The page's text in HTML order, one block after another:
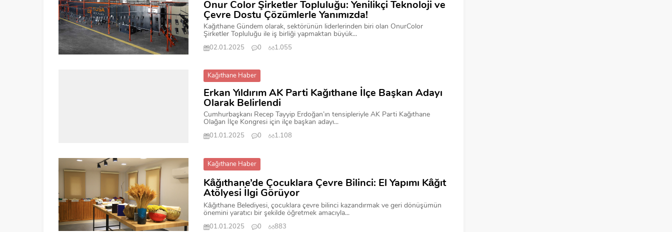
Onur Color Şirketler Topluluğu: Yenilikçi Teknoloji ve
Çevre Dostu Çözümlerle Yanımızda!
Kağıthane Gündem olarak, sektörünün liderlerinden biri olan OnurColor
Şirketler Topluluğu ile iş birliği yapmaktan büyük...
02.01.2025 0 1.055
Kağıthane Haber
Erkan Yıldırım AK Parti Kağıthane İlçe Başkan Adayı
Olarak Belirlendi
Cumhurbaşkanı Recep Tayyip Erdoğan’ın tensipleriyle AK Parti Kağıthane
Olağan İlçe Kongresi için ilçe başkan adayı...
01.01.2025 0 1.108
Kağıthane Haber
Kâğıthane’de Çocuklara Çevre Bilinci: El Yapımı Kâğıt
Atölyesi İlgi Görüyor
Kâğıthane Belediyesi, çocuklara çevre bilinci kazandırmak ve geri dönüşümün
önemini yaratıcı bir şekilde öğretmek amacıyla...
01.01.2025 0 883